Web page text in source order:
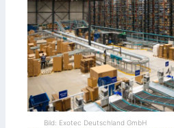
Bild: Exotec Deutschland GmbH